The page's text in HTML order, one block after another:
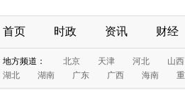
首页 时政 资讯 财经
地方频道： 北京 天津 河北
山西
湖北
湖南 广东 广西 海南